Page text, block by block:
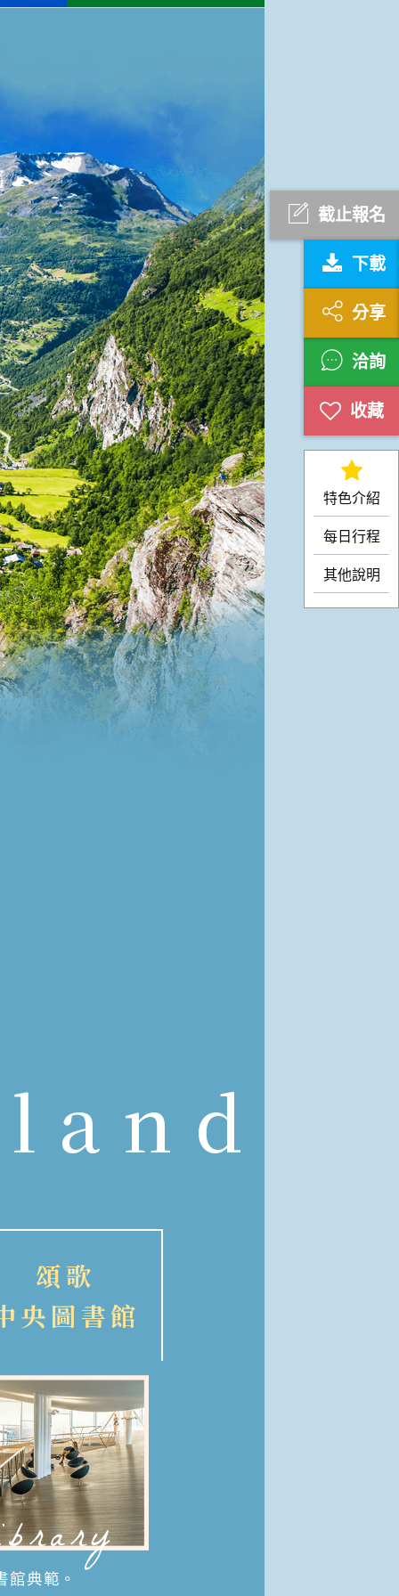
截止報名
下載
分享
洽詢
特色介紹
每日行程
其他說明
頌歌
央圖書館
典範。